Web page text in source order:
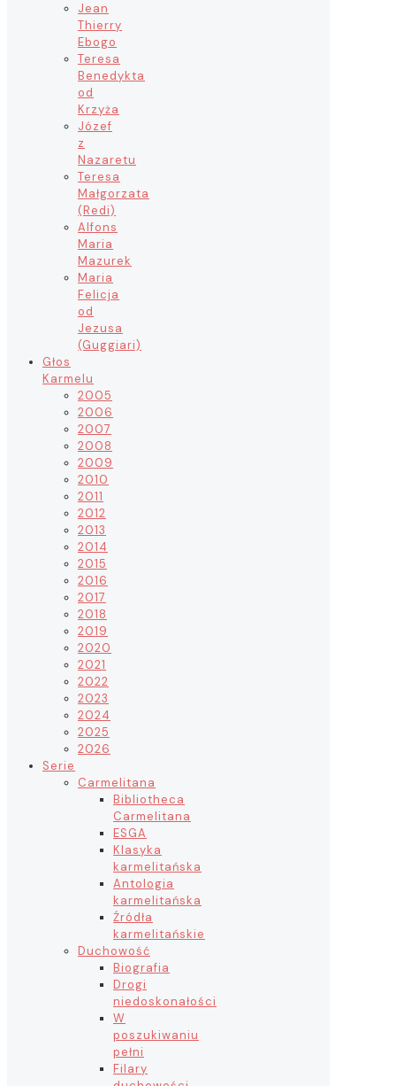
Jean
Thierry
Ebogo
Teresa
Benedykta
od
Krzyża
Józef
z
Nazaretu
Teresa
Małgorzata
(Redi)
Alfons
Maria
Mazurek
Maria
Felicja
od
Jezusa
(Guggiari)
Głos
Karmelu
2005
2006
2007
2008
2009
2010
2011
2012
2013
2014
2015
2016
2017
2018
2019
2020
2021
2022
2023
2024
2025
2026
Serie
Carmelitana
Bibliotheca
Carmelitana
ESGA
Klasyka
karmelitańska
Antologia
karmelitańska
Źródła
karmelitańskie
Duchowość
Biografia
Drogi
niedoskonałości
W
poszukiwaniu
pełni
Filary